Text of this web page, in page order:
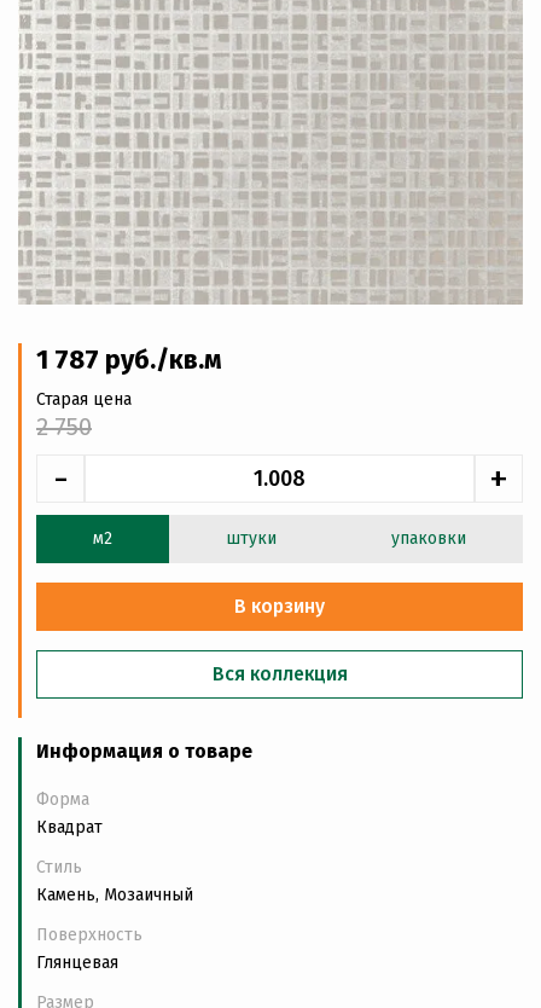
1 787 руб./кв.м
Старая цена
2 750
- +
м2 штуки упаковки
В корзину
Вся коллекция
Информация о товаре
Форма
Квадрат
Стиль
Камень, Мозаичный
Поверхность
Глянцевая
Размер